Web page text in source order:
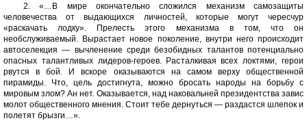
2. «…В мире окончательно сложился механизм самозащиты
человечества от выдающихся личностей, которые могут чересчур
«раскачать лодку». Прелесть этого механизма в том, что он
необслуживаемый. Вырастает новое поколение, внутри него происходит
автоселекция — вычленение среди безобидных талантов потенциально
опасных талантливых лидеров-героев. Расталкивая всех локтями, герои
рвутся в бой. И вскоре оказываются на самом верху общественной
пирамиды. Что, цель достигнута, можно бросать народы на борьбу с
мировым злом? Ан нет. Оказывается, над наковальней президентства завис
молот общественного мнения. Стоит тебе дернуться — раздастся шлепок и
полетят брызги…».